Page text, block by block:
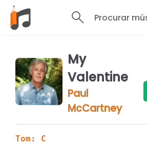
Procurar
My
Valentine
Paul
McCartney
Tom: C